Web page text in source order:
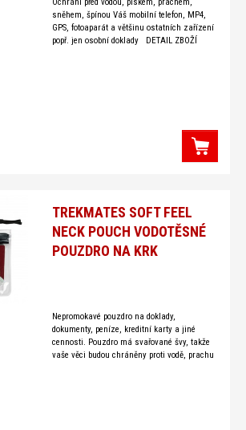
sněhem, špínou Váš mobilní telefon, MP4,
GPS, fotoaparát a většinu ostatních zařízení
popř. jen osobní doklady DETAIL ZBOŽÍ
TREKMATES SOFT FEEL
NECK POUCH VODOTĚSNÉ
POUZDRO NA KRK
Nepromokavé pouzdro na doklady,
dokumenty, peníze, kreditní karty a jiné
cennosti. Pouzdro má svařované švy, takže
vaše věci budou chráněny proti vodě, prachu